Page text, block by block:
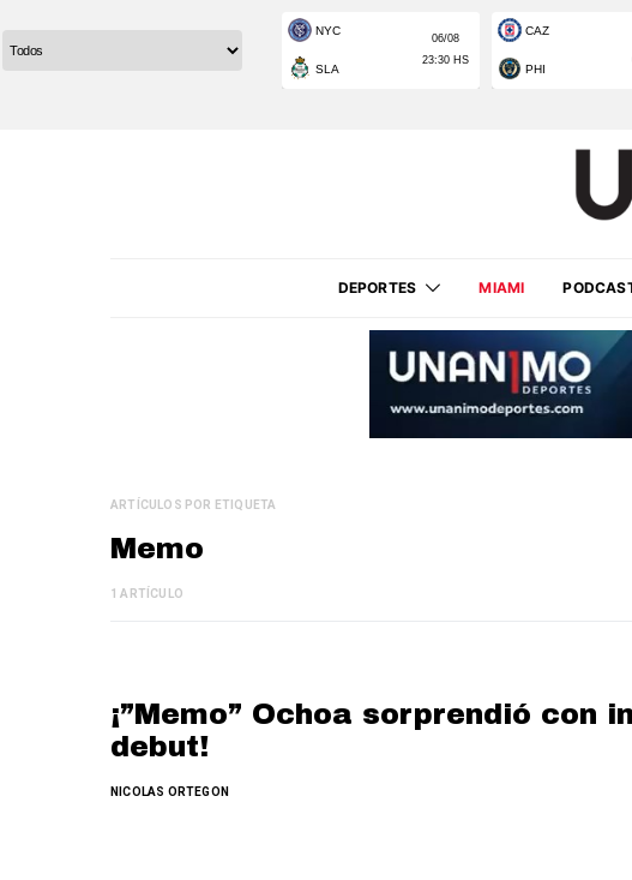
DEPORTES MIAMI
ARTÍCULOS POR ETIQUETA
Memo
1 ARTÍCULO
¡”Memo” Ochoa sorprendió con
debut!
NICOLAS ORTEGON